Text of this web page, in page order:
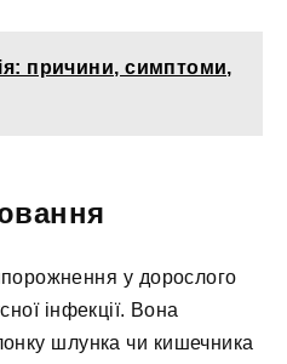
причини, симптоми,
у дорослого
інфекції. Вона
шлунка чи кишечника